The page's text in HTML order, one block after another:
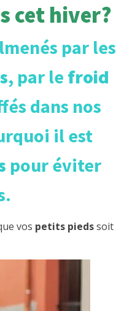
cet hiver?
par les
, par le froid
dans nos
il est
pour éviter
vos petits piedssoit